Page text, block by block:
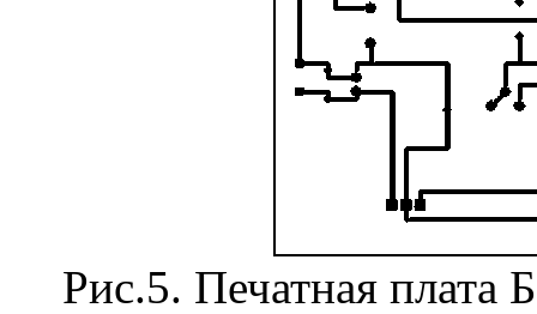
Рис.5. Печатная плата